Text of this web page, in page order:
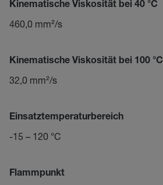
Kinematische Viskosität bei 40 °C
460,0 mm²/s
Kinematische Viskosität bei 100 °C
32,0 mm²/s
Einsatztemperaturbereich
-15 – 120 °C
Flammpunkt